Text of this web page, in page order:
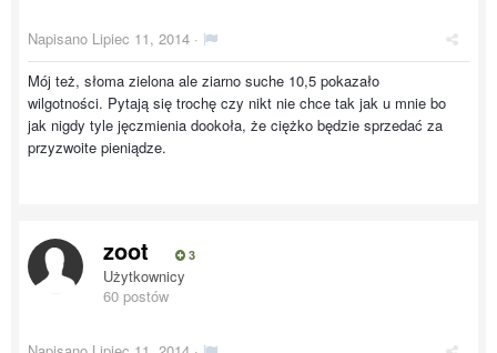
Napisano Lipiec 11, 2014 ·
Mój też, słoma zielona ale ziarno suche 10,5 pokazało
wilgotności. Pytają się trochę czy nikt nie chce tak jak u mnie bo
jak nigdy tyle jęczmienia dookoła, że ciężko będzie sprzedać za
przyzwoite pieniądze.
zoot 3
Użytkownicy
60 postów